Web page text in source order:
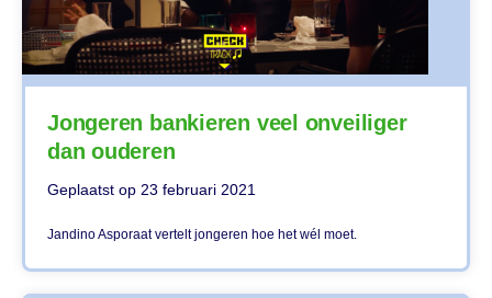
Jongeren bankieren veel onveiliger
dan ouderen
Geplaatst op 23 februari 2021
Jandino Asporaat vertelt jongeren hoe het wél moet.